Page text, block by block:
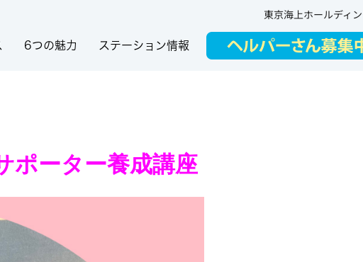
東京海上ホールディ
6つの魅力 ステーション情報
ポーター養成講座